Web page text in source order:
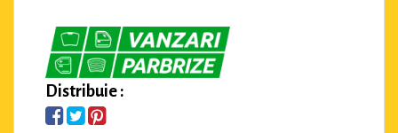
Distribuie :